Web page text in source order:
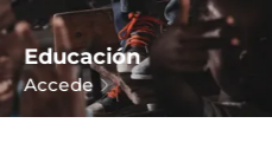
Educación
Accede